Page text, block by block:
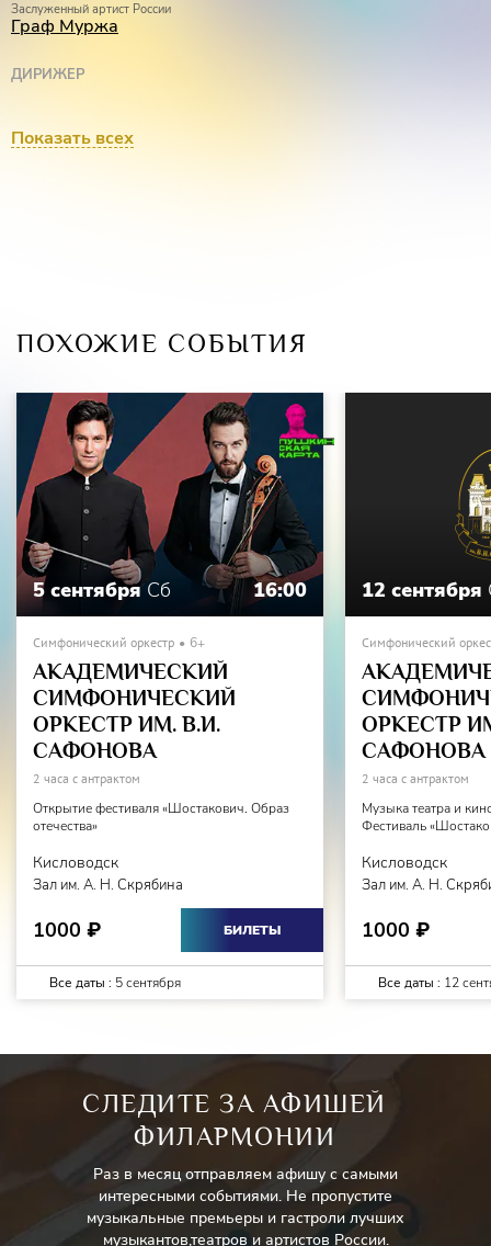
Заслуженный артист России
Граф Муржа
ДИРИЖЕР
Димитрис Ботинис
Показать всех
ПОХОЖИЕ СОБЫТИЯ
5 сентября Сб 16:00
Симфонический оркестр 6+
АКАДЕМИЧЕСКИЙ
СИМФОНИЧЕСКИЙ
ОРКЕСТР ИМ. В.И.
САФОНОВА
2 часа с антрактом
Открытие фестиваля «Шостакович. Образ
отечества»
Кисловодск
Зал им. А. Н. Скрябина
1000 ₽ БИЛЕТЫ
Все даты : 5 сентября
12 сентября
Симфонический
ОРКЕСТР
САФОНОВА
2 часа с антрактом
Музыка театра и
Фестиваль
Кисловодск
Зал им. А. Н.
1000 ₽
Все даты : 12
СЛЕДИТЕ ЗА АФИШЕЙ
ФИЛАРМОНИИ
Раз в месяц отправляем афишу с самыми
интересными событиями. Не пропустите
музыкальные премьеры и гастроли лучших
музыкантов,театров и артистов России.